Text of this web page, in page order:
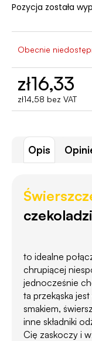
Pozycja została
Obecnie
zł16,33
zł14,58 bez VAT
Cena
Opis
to idealne
chrupiącej
jednocześnie
ta przekąska
smakiem,
inne składniki
Cię zaskoczy i